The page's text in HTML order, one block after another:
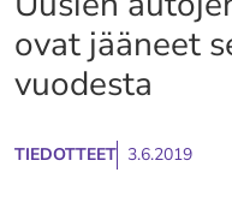
ovat jääneet
vuodesta
TIEDOTTEET 3.6.2019